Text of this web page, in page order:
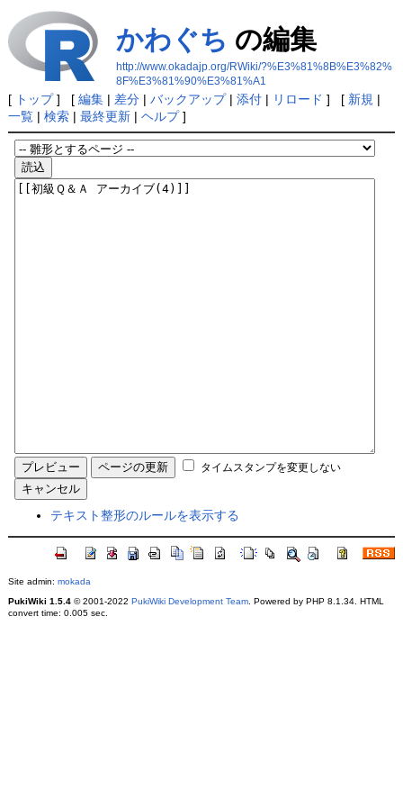
かわぐち の編集
http://www.okadajp.org/RWiki/?%E3%81%8B%E3%82%
8F%E3%81%90%E3%81%A1
[ トップ] [ 編集| 差分| バックアップ| 添付| リロード ] [ 新規 |
一覧| 検索| 最終更新| ヘルプ]
タイムスタンプを変更しない
テキスト整形のルールを表示する
Site admin: mokada
PukiWiki 1.5.4© 2001-2022 PukiWiki Development Team. Powered by PHP 8.1.34. HTML
convert time: 0.005 sec.